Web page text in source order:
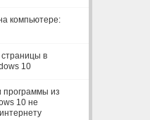
компьютере:
в
10
программы из
10 не